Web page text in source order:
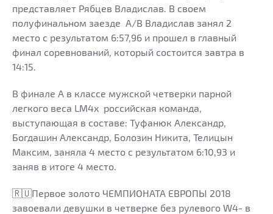
представляет Рябцев Владислав. В своем
полуфинальном заезде A/B Владислав занял 2
место с результатом 6:57,96 и прошел в главный
финал соревнований, который состоится завтра в
14:15.
В финале А в классе мужской четверки парной
легкого веса LM4x российская команда,
выступающая в составе: Туфанюк Александр,
Богдашин Александр, Болозин Никита, Телицын
Максим, заняла 4 место с результатом 6:10,93 и
заняв в итоге 4 место.
🇷🇺Первое золото ЧЕМПИОНАТА ЕВРОПЫ 2018
завоевали девушки в четверке без рулевого W4- в